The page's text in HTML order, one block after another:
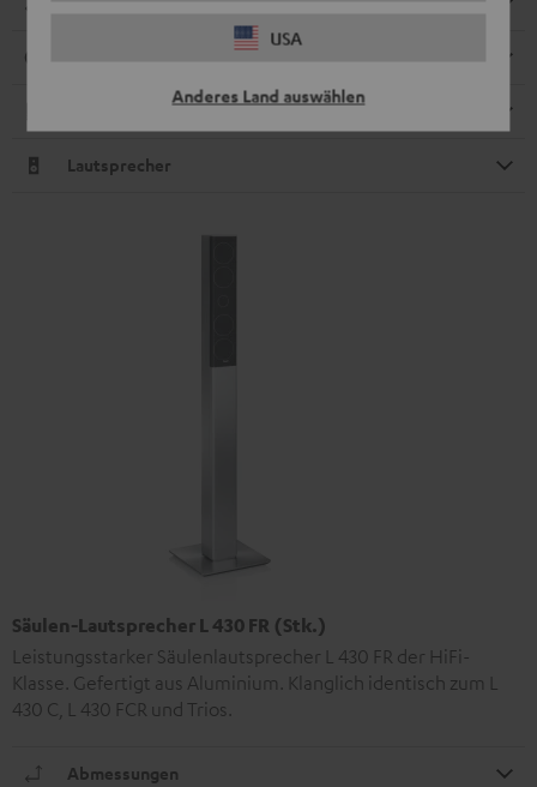
USA
Anderes Land auswählen
Lautsprecher
Säulen-Lautsprecher L 430 FR (Stk.)
Leistungsstarker Säulenlautsprecher L 430 FR der HiFi-
Klasse. Gefertigt aus Aluminium. Klanglich identisch zum L
430 C, L 430 FCR und Trios.
Abmessungen